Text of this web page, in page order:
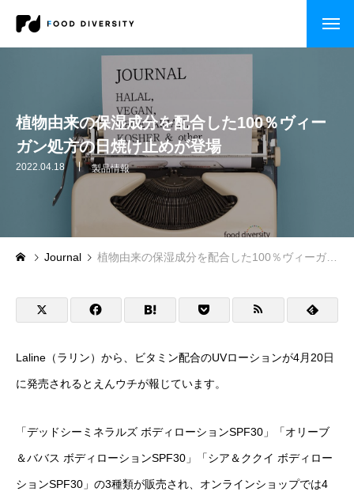
自治体・行政の方へ
セミナー・研修
企業事例
自治体事例
運営メディア
Halal Gourmet Japan
植物由来の保湿成分を配合した100％ヴィー
ガン処方の日焼け止めが登場
2022.04.18 製品情報
Journal 植物由来の保湿成分を配合した100％ヴィーガン処方の日焼け止めが登場
Laline（ラリン）から、ビタミン配合のUVローションが4月20日
に発売されるとえんウチが報じています。
「デッドシーミネラルズ ボディローションSPF30」「オリーブ
＆ババス ボディローションSPF30」「シア＆ククイ ボディロー
ションSPF30」の3種類が販売され、オンラインショップでは4